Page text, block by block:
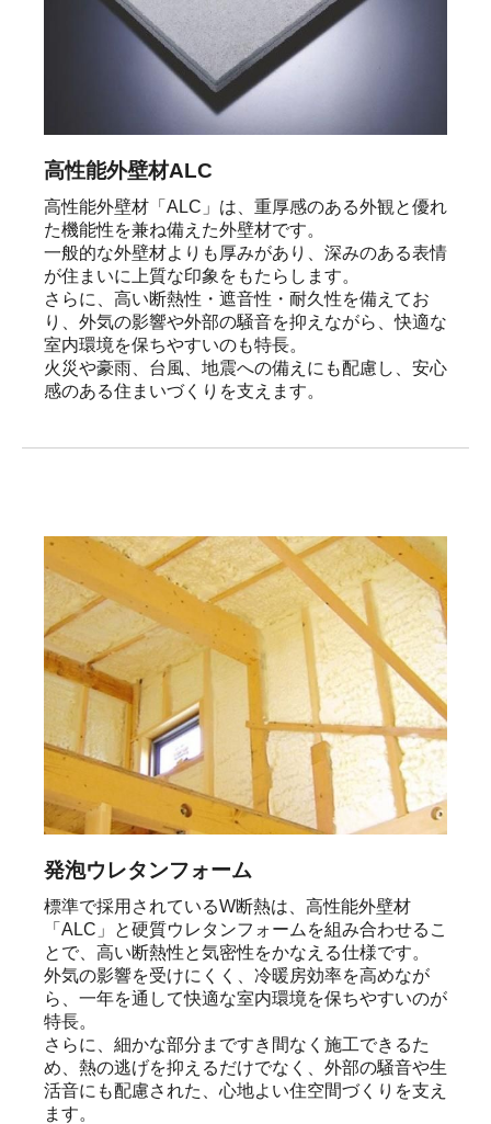
高性能外壁材ALC
高性能外壁材「ALC」は、重厚感のある外観と優れ
た機能性を兼ね備えた外壁材です。
一般的な外壁材よりも厚みがあり、深みのある表情
が住まいに上質な印象をもたらします。
さらに、高い断熱性・遮音性・耐久性を備えてお
り、外気の影響や外部の騒音を抑えながら、快適な
室内環境を保ちやすいのも特長。
火災や豪雨、台風、地震への備えにも配慮し、安心
感のある住まいづくりを支えます。
発泡ウレタンフォーム
標準で採用されているW断熱は、高性能外壁材
「ALC」と硬質ウレタンフォームを組み合わせるこ
とで、高い断熱性と気密性をかなえる仕様です。
外気の影響を受けにくく、冷暖房効率を高めなが
ら、一年を通して快適な室内環境を保ちやすいのが
特長。
さらに、細かな部分まですき間なく施工できるた
め、熱の逃げを抑えるだけでなく、外部の騒音や生
活音にも配慮された、心地よい住空間づくりを支え
ます。